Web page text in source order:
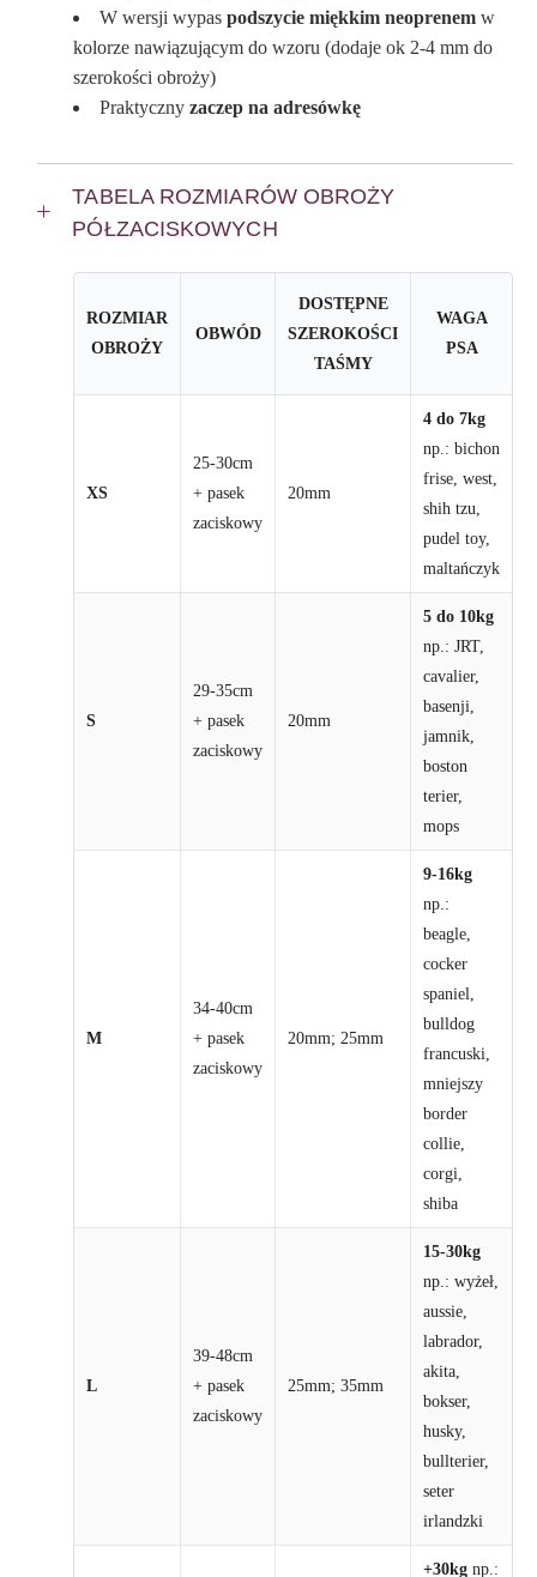
W wersji wypaspodszycie miękkim neoprenem w
kolorze nawiązującym do wzoru (dodaje ok 2-4 mm do
szerokości obroży)
Praktyczny zaczep na adresówkę
TABELA ROZMIARÓW OBROŻY
PÓŁZACISKOWYCH
ROZMIAR
OBROŻY
OBWÓD
DOSTĘPNE
SZEROKOŚCI
TAŚMY
WAGA
PSA
XS
25-30cm
+ pasek
zaciskowy
20mm
4 do 7kg
np.: bichon
frise, west,
shih tzu,
pudel toy,
maltańczyk
S
29-35cm
+ pasek
zaciskowy
20mm
5 do 10kg
np.: JRT,
cavalier,
basenji,
jamnik,
boston
terier,
mops
M
34-40cm
+ pasek
zaciskowy
20mm; 25mm
9-16kg
np.:
beagle,
cocker
spaniel,
bulldog
francuski,
mniejszy
border
collie,
corgi,
shiba
L
39-48cm
+ pasek
zaciskowy
25mm; 35mm
15-30kg
np.: wyżeł,
aussie,
labrador,
akita,
bokser,
husky,
bullterier,
seter
irlandzki
+30kg np.: